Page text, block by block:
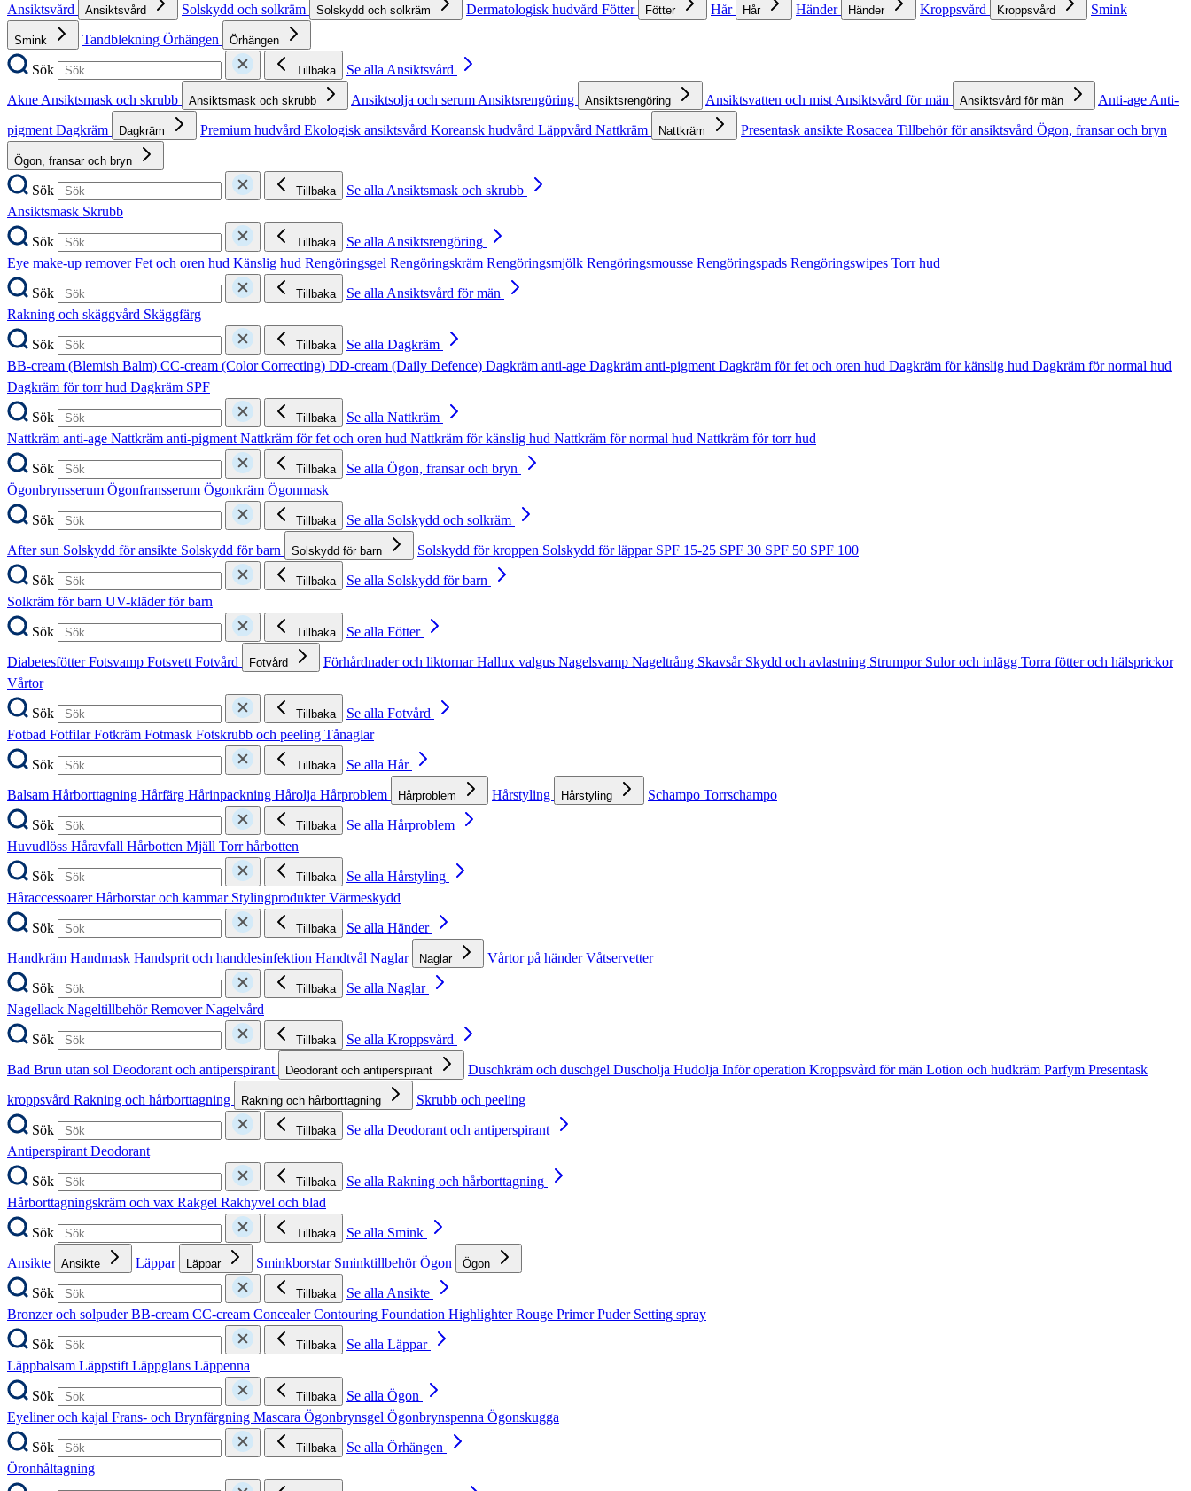
Ansiktsvård
Ansiktsvård Solskydd och solkräm Solskydd och solkräm Dermatologisk hudvård Fötter Fötter Hår Hår Händer Händer Kroppsvård Kroppsvård Smink
Smink Tandblekning Örhängen Örhängen
Sök Tillbaka
Se alla Ansiktsvård
Akne Ansiktsmask och skrubb Ansiktsmask och skrubb Ansiktsolja och serum Ansiktsrengöring Ansiktsrengöring Ansiktsvatten och mist Ansiktsvård för män Ansiktsvård för män Anti-age Anti-
pigment Dagkräm Dagkräm Premium hudvård Ekologisk ansiktsvård Koreansk hudvård Läppvård Nattkräm Nattkräm Presentask ansikte Rosacea Tillbehör för ansiktsvård Ögon, fransar och bryn
Ögon, fransar och bryn
Sök Tillbaka
Se alla Ansiktsmask och skrubb
Ansiktsmask Skrubb
Sök
Tillbaka
Se alla Ansiktsrengöring
Eye make-up removerFet och oren hud Känslig hud Rengöringsgel Rengöringskräm Rengöringsmjölk Rengöringsmousse Rengöringspads Rengöringswipes Torr hud
Sök
Tillbaka
Se alla Ansiktsvård för män
Rakning och skäggvård Skäggfärg
Sök
Tillbaka
Se alla Dagkräm
BB-cream (Blemish Balm) CC-cream (Color Correcting) DD-cream (Daily Defence) Dagkräm anti-age Dagkräm anti-pigment Dagkräm för fet och oren hud Dagkräm för känslig hud Dagkräm för normal hud
Dagkräm för torr hud Dagkräm SPF
Sök
Tillbaka
Se alla Nattkräm
Nattkräm anti-age Nattkräm anti-pigment Nattkräm för fet och oren hud Nattkräm för känslig hud Nattkräm för normal hud Nattkräm för torr hud
Sök
Tillbaka
Se alla Ögon, fransar och bryn
Ögonbrynsserum Ögonfransserum Ögonkräm Ögonmask
Sök
Tillbaka
Se alla Solskydd och solkräm
After sun Solskydd för ansikte Solskydd för barn Solskydd för barn Solskydd för kroppen Solskydd för läppar SPF 15-25 SPF 30 SPF 50 SPF 100
Sök
Tillbaka
Se alla Solskydd för barn
Solkräm för barn UV-kläder för barn
Sök
Tillbaka
Se alla Fötter
DiabetesfötterFotsvamp Fotsvett Fotvård Fotvård Förhårdnader och liktornarHallux valgus Nagelsvamp Nageltrång Skavsår Skydd och avlastning Strumpor Sulor och inlägg Torra fötter och hälsprickor
Vårtor
Sök
Tillbaka
Se alla Fotvård
Fotbad FotfilarFotkräm Fotmask Fotskrubb och peeling Tånaglar
Sök
Tillbaka
Se alla Hår
Balsam Hårborttagning Hårfärg Hårinpackning Hårolja Hårproblem Hårproblem Hårstyling Hårstyling Schampo Torrschampo
Sök
Tillbaka
Se alla Hårproblem
Huvudlöss Håravfall Hårbotten Mjäll Torr hårbotten
Sök
Tillbaka
Se alla Hårstyling
HåraccessoarerHårborstar och kammar StylingprodukterVärmeskydd
Sök
Tillbaka
Se alla Händer
Handkräm Handmask Handsprit och handdesinfektion Handtvål Naglar Naglar Vårtor på händerVåtservetter
Sök
Tillbaka
Se alla Naglar
Nagellack NageltillbehörRemoverNagelvård
Sök
Tillbaka
Se alla Kroppsvård
Bad Brun utan sol Deodorant och antiperspirant Deodorant och antiperspirant Duschkräm och duschgel Duscholja Hudolja Inför operation Kroppsvård för män Lotion och hudkräm Parfym Presentask
kroppsvård Rakning och hårborttagning Rakning och hårborttagning
Skrubb och peeling
Sök
Tillbaka
Se alla Deodorant och antiperspirant
Antiperspirant Deodorant
Sök
Tillbaka
Se alla Rakning och hårborttagning
Hårborttagningskräm och vax Rakgel Rakhyvel och blad
Sök
Tillbaka
Se alla Smink
Ansikte
Ansikte Läppar Läppar Sminkborstar SminktillbehörÖgon Ögon
Sök Tillbaka
Se alla Ansikte
Bronzer och solpuderBB-cream CC-cream ConcealerContouring Foundation HighlighterRouge PrimerPuder Setting spray
Sök
Tillbaka
Se alla Läppar
Läppbalsam Läppstift Läppglans Läppenna
Sök
Tillbaka
Se alla Ögon
Eyeliner och kajal Frans- och Brynfärgning Mascara Ögonbrynsgel Ögonbrynspenna Ögonskugga
Sök
Tillbaka
Se alla Örhängen
Öronhåltagning